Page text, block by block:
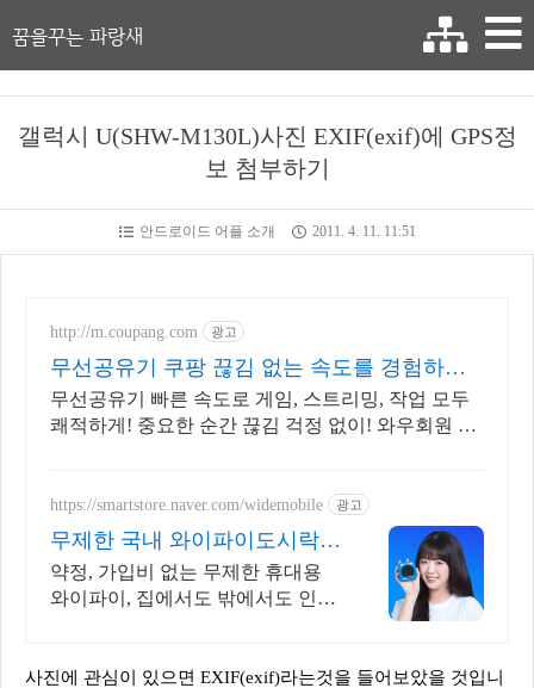
꿈을꾸는 파랑새
갤럭시 U(SHW-M130L)사진 EXIF(exif)에 GPS정
보 첨부하기
안드로이드 어플 소개 2011. 4. 11. 11:51
http://m.coupang.com 광고
무선공유기 쿠팡 끊김 없는 속도를 경험하세
요
무선공유기 빠른 속도로 게임, 스트리밍, 작업 모두
쾌적하게! 중요한 순간 끊김 걱정 없이! 와우회원 무
https://smartstore.naver.com/widemobile 광고
무제한 국내 와이파이도시락
약정/가입비없이 무료반납까지
약정, 가입비 없는 무제한 휴대용
와이파이, 집에서도 밖에서도 인터
사진에 관심이 있으면 EXIF(exif)라는것을 들어보았을 것입니